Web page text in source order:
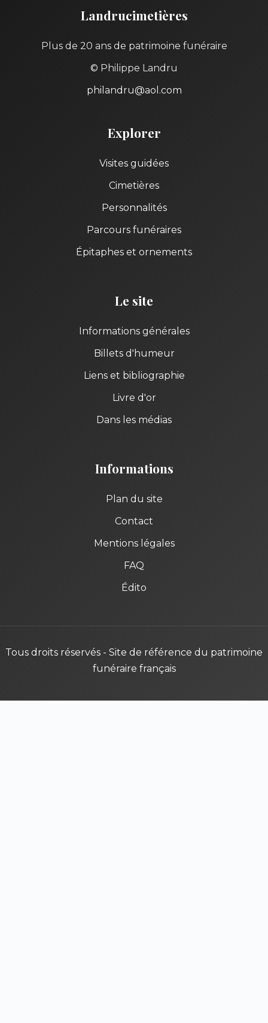
Landrucimetières
Plus de 20 ans de patrimoine funéraire
© Philippe Landru
philandru@aol.com
Explorer
Visites guidées
Cimetières
Personnalités
Parcours funéraires
Épitaphes et ornements
Le site
Informations générales
Billets d'humeur
Liens et bibliographie
Livre d'or
Dans les médias
Informations
Plan du site
Contact
Mentions légales
FAQ
Édito
Tous droits réservés - Site de référence du patrimoine
funéraire français